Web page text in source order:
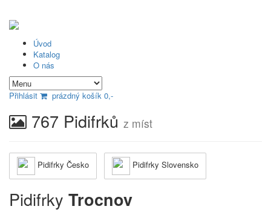
Úvod
Katalog
O nás
Přihlásit prázdný košík 0,-
767 Pidifrků z míst
Pidifrky Česko Pidifrky Slovensko
Pidifrky Trocnov